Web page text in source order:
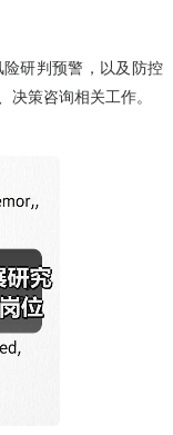
研判预警，以及防控
决策咨询相关工作。